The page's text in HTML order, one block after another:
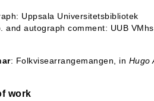
Uppsala Universitetsbibliotek
and autograph comment: UUB
: Folkvisearrangemangen, in Hugo
work